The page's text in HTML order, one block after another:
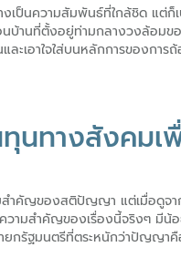
เป็นความสัมพันธ์ที่ใกล้ชิด แต่ก็เ
นบ้านที่ตั้งอยู่ท่ามกลางวงล้อมข
ะเอาใจใส่บนหลักการของการ
นทางสังคม
ำคัญของสติปัญญา แต่เมื่อดูจา
วามสำคัญของเรื่องนี้จริงๆ มีน้
ยกรัฐมนตรีที่ตระหนักว่าปัญญา